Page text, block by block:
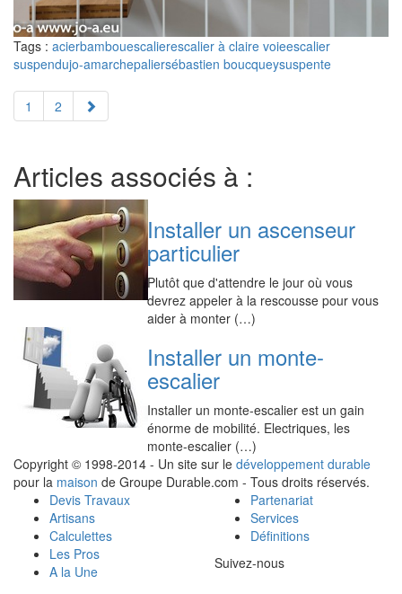
Tags : acierbambouescalierescalier à claire voieescalier
suspendujo-amarchepaliersébastien boucqueysuspente
1 2
Articles associés à :
Installer un ascenseur
particulier
Plutôt que d'attendre le jour où vous
devrez appeler à la rescousse pour vous
aider à monter (…)
Installer un monte-
escalier
Installer un monte-escalier est un gain
énorme de mobilité. Electriques, les
monte-escalier (…)
Copyright © 1998-2014 - Un site sur le développement durable
pour la maison de Groupe Durable.com - Tous droits réservés.
Devis Travaux
Artisans
Calculettes
Les Pros
A la Une
Partenariat
Services
Définitions
Suivez-nous